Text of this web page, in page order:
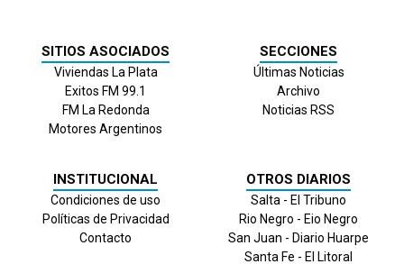
SITIOS ASOCIADOS
Viviendas La Plata
Exitos FM 99.1
FM La Redonda
Motores Argentinos
SECCIONES
Últimas Noticias
Archivo
Noticias RSS
INSTITUCIONAL
Condiciones de uso
Políticas de Privacidad
Contacto
OTROS DIARIOS
Salta - El Tribuno
Rio Negro - Eio Negro
San Juan - Diario Huarpe
Santa Fe - El Litoral